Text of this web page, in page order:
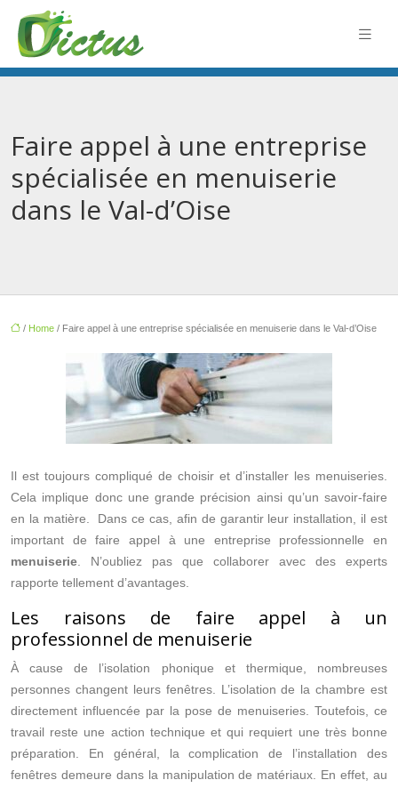
Faire appel à une entreprise
spécialisée en menuiserie
dans le Val-d’Oise
/ Home / Faire appel à une entreprise spécialisée en menuiserie dans le Val-d’Oise
Il est toujours compliqué de choisir et d’installer les menuiseries.
Cela implique donc une grande précision ainsi qu’un savoir-faire
en la matière. Dans ce cas, afin de garantir leur installation, il est
important de faire appel à une entreprise professionnelle en
menuiserie . N’oubliez pas que collaborer avec des experts
rapporte tellement d’avantages.
Les raisons de faire appel à un
professionnel de menuiserie
À cause de l’isolation phonique et thermique, nombreuses
personnes changent leurs fenêtres. L’isolation de la chambre est
directement influencée par la pose de menuiseries. Toutefois, ce
travail reste une action technique et qui requiert une très bonne
préparation. En général, la complication de l’installation des
fenêtres demeure dans la manipulation de matériaux. En effet, au